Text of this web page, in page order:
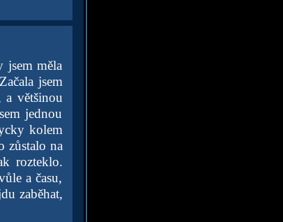
jsem měla
jsem
a většinou
jednou
kolem
zůstalo na
rozteklo.
a času,
zaběhat,